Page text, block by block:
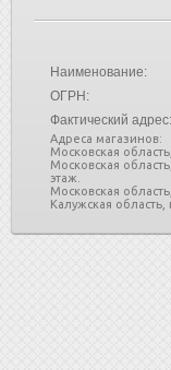
Наименование:
ОГРН:
Фактический адрес:
Адреса магазинов:
Московская
Московская
этаж.
Московская
Калужская